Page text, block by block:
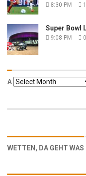
8:30 PM
Super Bowl
9:08 PM
Α
Α
WETTEN, DA GEHT WAS